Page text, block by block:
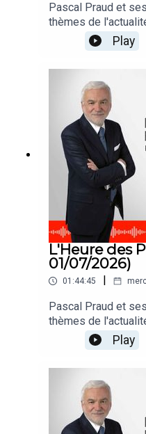
Pascal Praud et
thèmes de
Play
L'Heure des
01/07/2026)
01:44:45
Pascal Praud et
thèmes de
Play